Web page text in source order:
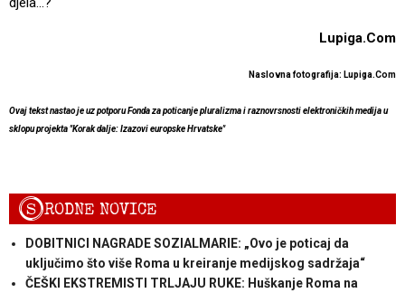
Lupiga.Com
Naslovna fotografija: Lupiga.Com
Ovaj tekst nastao je uz potporu Fonda za poticanje pluralizma i raznovrsnosti elektroničkih medija u
sklopu projekta "Korak dalje: Izazovi europske Hrvatske"
SRODNE NOVICE
DOBITNICI NAGRADE SOZIALMARIE: „Ovo je poticaj da
uključimo što više Roma u kreiranje medijskog sadržaja“
ČEŠKI EKSTREMISTI TRLJAJU RUKE: Huškanje Roma na